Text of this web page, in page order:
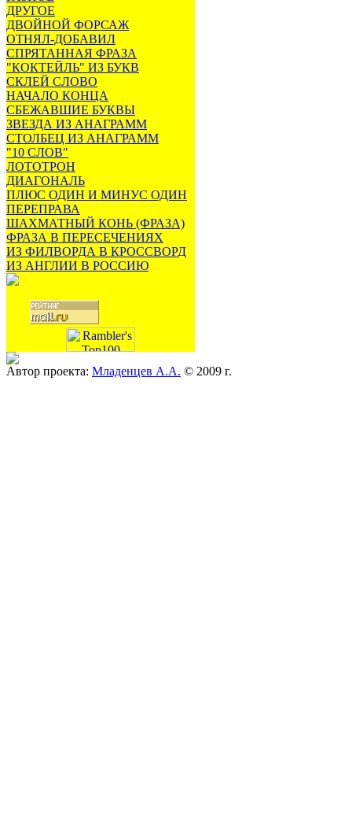
ДРУГОЕ
ДВОЙНОЙ ФОРСАЖ
ОТНЯЛ-ДОБАВИЛ
СПРЯТАННАЯ ФРАЗА
"КОКТЕЙЛЬ" ИЗ БУКВ
СКЛЕЙ СЛОВО
НАЧАЛО КОНЦА
СБЕЖАВШИЕ БУКВЫ
ЗВЕЗДА ИЗ АНАГРАММ
СТОЛБЕЦ ИЗ АНАГРАММ
"10 СЛОВ"
ЛОТОТРОН
ДИАГОНАЛЬ
ПЛЮС ОДИН И МИНУС ОДИН
ПЕРЕПРАВА
ШАХМАТНЫЙ КОНЬ (ФРАЗА)
ФРАЗА В ПЕРЕСЕЧЕНИЯХ
ИЗ ФИЛВОРДА В КРОССВОРД
ИЗ АНГЛИИ В РОССИЮ
Автор проекта: Младенцев А.А. © 2009 г.